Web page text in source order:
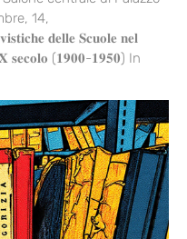
14,
𝐝𝐞𝐥𝐥𝐞 𝐒𝐜𝐮𝐨𝐥𝐞 𝐧𝐞𝐥
𝐬𝐞𝐜𝐨𝐥𝐨 (𝟏𝟗𝟎𝟎-𝟏𝟗𝟓𝟎) In